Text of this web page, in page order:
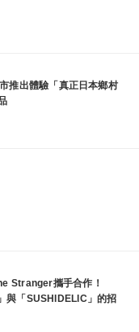
推出體驗「真正日本鄉村
Stranger攜手合作！
與「SUSHIDELIC」的招